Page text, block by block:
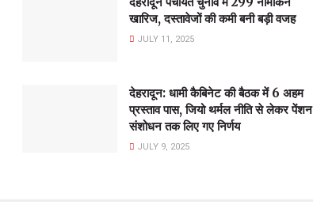
खारिज, दस्तावेजों की कमी बनी बड़ी वजह
JULY 11, 2025
देहरादून: धामी कैबिनेट की बैठक में 6 अहम
प्रस्ताव पास, जियो थर्मल नीति से लेकर पेंशन
संशोधन तक लिए गए निर्णय
JULY 9, 2025